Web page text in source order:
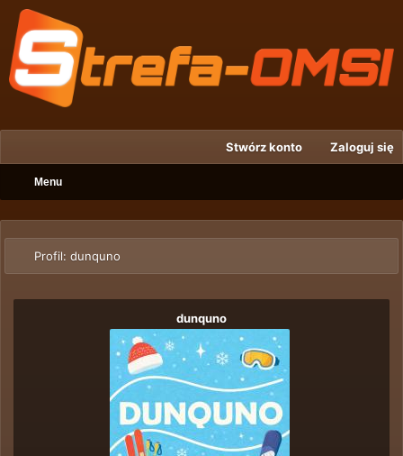
Stwórz konto Zaloguj się
Menu
Profil: dunquno
dunquno